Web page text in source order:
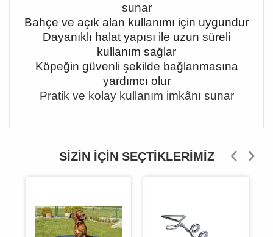
sunar
Bahçe ve açık alan kullanımı için uygundur
Dayanıklı halat yapısı ile uzun süreli
kullanım sağlar
Köpeğin güvenli şekilde bağlanmasına
yardımcı olur
Pratik ve kolay kullanım imkânı sunar
SIZIN İÇIN SEÇTIKLERIMIZ